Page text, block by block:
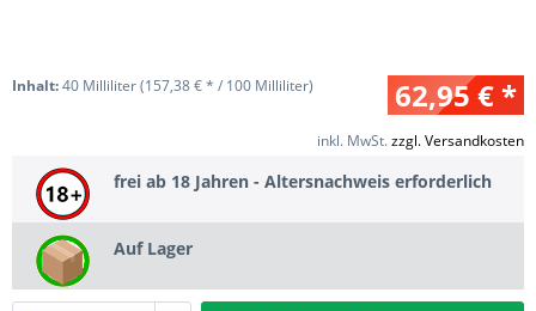
62,95 € *
Inhalt:40 Milliliter (157,38 € * / 100 Milliliter)
inkl. MwSt.zzgl. Versandkosten
frei ab 18 Jahren - Altersnachweis erforderlich
Auf Lager